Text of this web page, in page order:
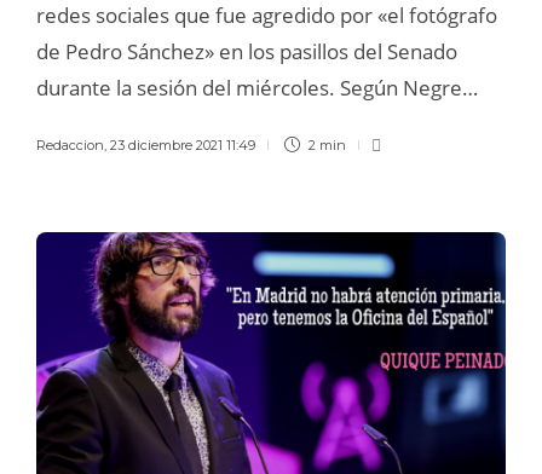
redes sociales que fue agredido por «el fotógrafo
de Pedro Sánchez» en los pasillos del Senado
durante la sesión del miércoles. Según Negre…
Redaccion, 23 diciembre 2021 11:49 2 min